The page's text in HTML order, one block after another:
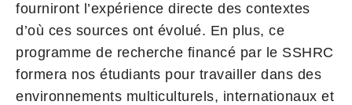
fourniront l’expérience directe des contextes
d’où ces sources ont évolué. En plus, ce
programme de recherche financé par le SSHRC
formera nos étudiants pour travailler dans des
environnements multiculturels, internationaux et